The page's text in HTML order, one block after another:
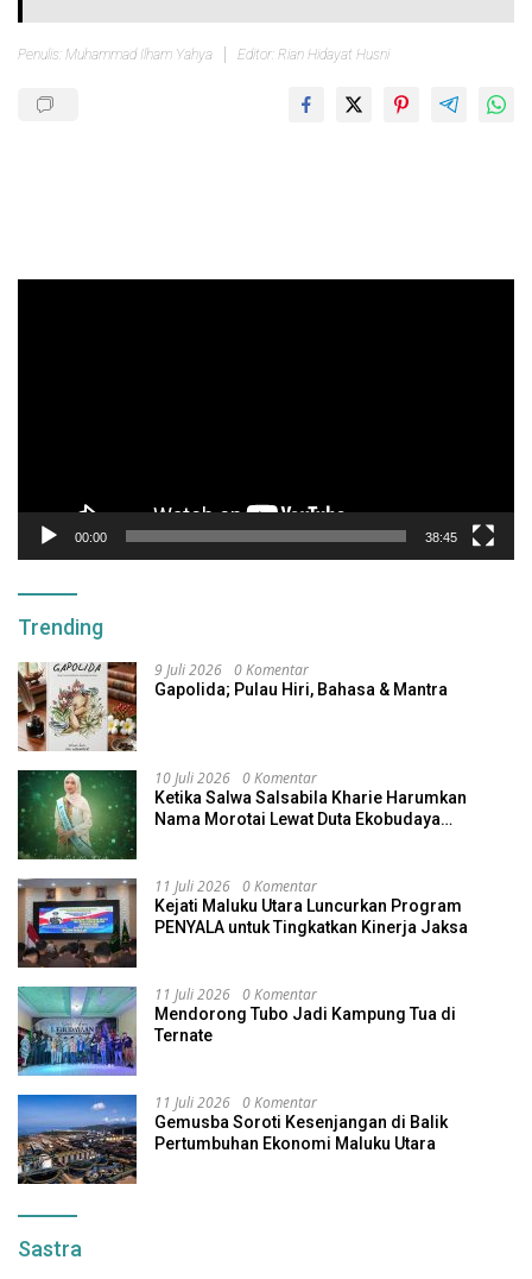
Penulis: Muhammad Ilham Yahya Editor: Rian Hidayat Husni
00:00 38:45
Trending
9 Juli 2026 0 Komentar
Gapolida; Pulau Hiri, Bahasa & Mantra
10 Juli 2026 0 Komentar
Ketika Salwa Salsabila Kharie Harumkan
Nama Morotai Lewat Duta Ekobudaya
11 Juli 2026 0 Komentar
Kejati Maluku Utara Luncurkan Program
PENYALA untuk Tingkatkan Kinerja Jaksa
11 Juli 2026 0 Komentar
Mendorong Tubo Jadi Kampung Tua di
Ternate
11 Juli 2026 0 Komentar
Gemusba Soroti Kesenjangan di Balik
Pertumbuhan Ekonomi Maluku Utara
Sastra